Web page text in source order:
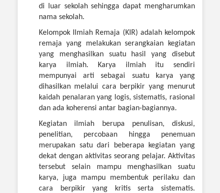
di luar sekolah sehingga dapat mengharumkan
nama sekolah.
Kelompok Ilmiah Remaja (KIR) adalah kelompok
remaja yang melakukan serangkaian kegiatan
yang menghasilkan suatu hasil yang disebut
karya ilmiah. Karya ilmiah itu sendiri
mempunyai arti sebagai suatu karya yang
dihasilkan melalui cara berpikir yang menurut
kaidah penalaran yang logis, sistematis, rasional
dan ada koherensi antar bagian-bagiannya.
Kegiatan ilmiah berupa penulisan, diskusi,
penelitian, percobaan hingga penemuan
merupakan satu dari beberapa kegiatan yang
dekat dengan aktivitas seorang pelajar. Aktivitas
tersebut selain mampu menghasilkan suatu
karya, juga mampu membentuk perilaku dan
cara berpikir yang kritis serta sistematis.